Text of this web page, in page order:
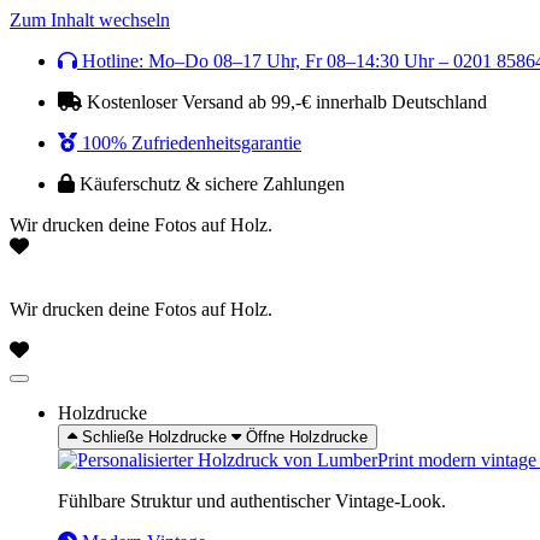
Zum Inhalt wechseln
Hotline: Mo–Do 08–17 Uhr, Fr 08–14:30 Uhr – 0201
Kostenloser Versand ab 99,-€ innerhalb Deutschland
100% Zufriedenheitsgarantie
Käuferschutz & sichere Zahlungen
Wir drucken deine Fotos auf Holz.
Wir drucken deine Fotos auf Holz.
Holzdrucke
Schließe Holzdrucke Öffne Holzdrucke
Fühlbare Struktur und authentischer Vintage-Look.